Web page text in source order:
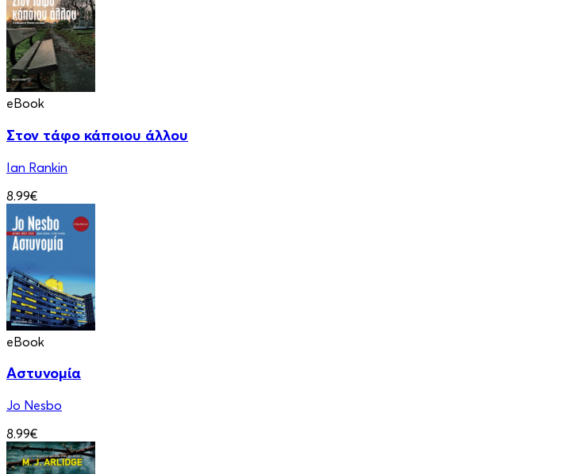
eBook
Στον τάφο κάποιου άλλου
Ian Rankin
8.99€
eBook
Αστυνομία
Jo Nesbo
8.99€